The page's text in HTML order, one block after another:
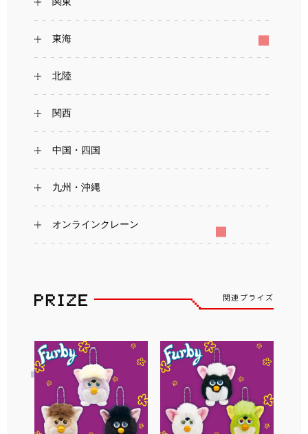
東海
北陸
関西
中国・四国
九州・沖縄
オンラインクレーン
関連プライズ